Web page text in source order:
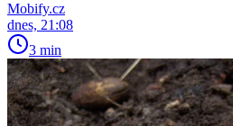
Mobify.cz
dnes, 21:08
3 min